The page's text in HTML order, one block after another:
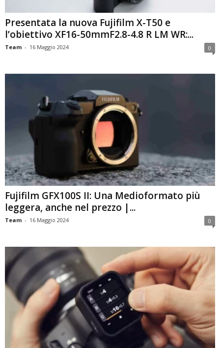
Presentata la nuova Fujifilm X-T50 e
l’obiettivo XF16-50mmF2.8-4.8 R LM WR:...
Team - 16 Maggio 2024 0
Fujifilm GFX100S II: Una Medioformato più
leggera, anche nel prezzo |...
Team - 16 Maggio 2024 0